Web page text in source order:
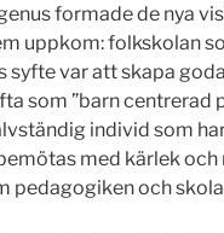
formade de nya
uppkom: folkskolan
syfte var att skapa
som ”barn centrerad
individ som
med kärlek och
pedagogiken och